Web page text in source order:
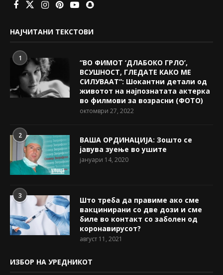
НАЈЧИТАНИ ТЕКСТОВИ
1
“ВО ФИМОТ ‘ДЛАБОКО ГРЛО’,
ВСУШНОСТ, ГЛЕДАТЕ КАКО МЕ
СИЛУВААТ“: Шокантни детали од
животот на најпознатата актерка
во филмови за возрасни (ФОТО)
октомври 27, 2022
2
ВАША ОРДИНАЦИЈА: Зошто се
јавува зуење во ушите
јануари 14, 2020
3
Што треба да правиме ако сме
вакцинирани со две дози и сме
биле во контакт со заболен од
коронавирусот?
август 11, 2021
ИЗБОР НА УРЕДНИКОТ